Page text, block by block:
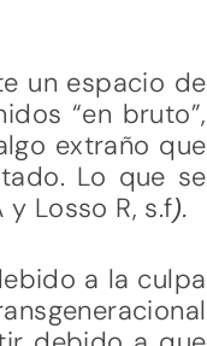
un espacio de
“en bruto”,
extraño que
Lo que se
y Losso R, s.f).
a la culpa